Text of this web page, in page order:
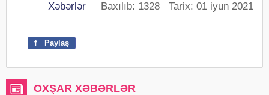
Xəbərlər Baxılıb: 1328 Tarix: 01 iyun 2021
f Paylaş
OXŞAR XƏBƏRLƏR